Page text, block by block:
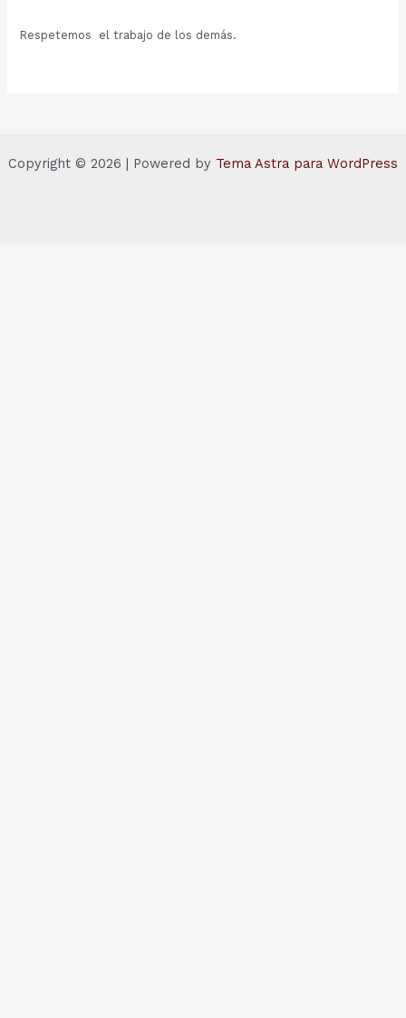
Respetemos el trabajo de los demás.
Copyright © 2026 | Powered by Tema Astra para WordPress